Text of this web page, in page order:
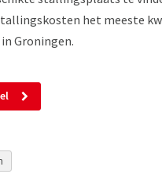
het meeste
Groningen.